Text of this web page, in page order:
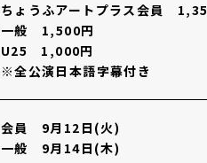
ちょうふアートプラス会員
一般 1,500円
U25 1,000円
※全公演日本語字幕付き
会員 9月12日(火)
一般 9月14日(木)